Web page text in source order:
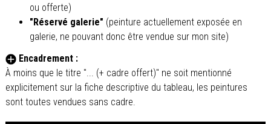
ou offerte)
"Réservé galerie" (peinture actuellement exposée en
galerie, ne pouvant donc être vendue sur mon site)
Encadrement :
À moins que le titre "... (+ cadre offert)" ne soit mentionné
explicitement sur la fiche descriptive du tableau, les peintures
sont toutes vendues sans cadre.